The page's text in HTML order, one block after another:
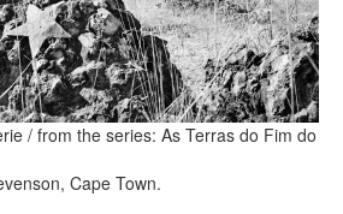
/ from the series: As Terras do Fim do
Cape Town.